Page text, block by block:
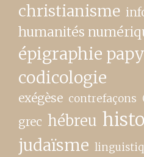
christianisme
humanités
épigraphie
codicologie
exégèse contrefaçons
grec hébreu
judaïsme